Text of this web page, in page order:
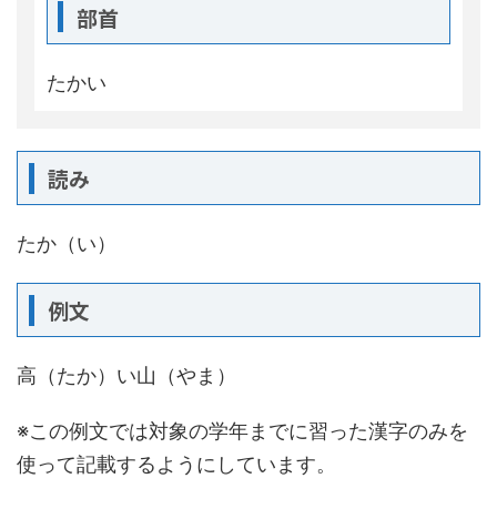
部首
たかい
読み
たか（い）
例文
高（たか）い山（やま）
※この例文では対象の学年までに習った漢字のみを
使って記載するようにしています。